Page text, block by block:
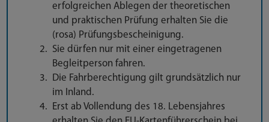
erfolgreichen Ablegen der theoretischen
und praktischen Prüfung erhalten Sie die
(rosa) Prüfungsbescheinigung.
Sie dürfen nur mit einer eingetragenen
Begleitperson fahren.
Die Fahrberechtigung gilt grundsätzlich nur
im Inland.
Erst ab Vollendung des 18. Lebensjahres